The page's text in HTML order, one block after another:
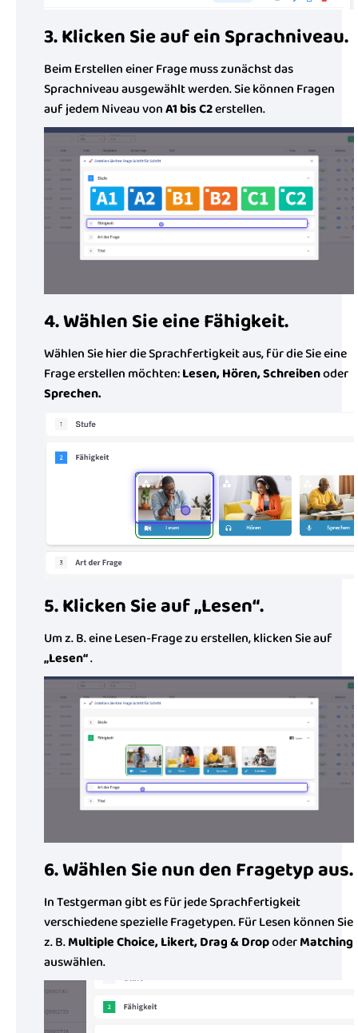
3. Klicken Sie auf ein Sprachniveau.
Beim Erstellen einer Frage muss zunächst das
Sprachniveau ausgewählt werden. Sie können Fragen
auf jedem Niveau vonA1 bis C2erstellen.
4. Wählen Sie eine Fähigkeit.
Wählen Sie hier die Sprachfertigkeit aus, für die Sie eine
Frage erstellen möchten:Lesen, Hören, Schreibenoder
Sprechen.
5. Klicken Sie auf „Lesen“.
Um z. B. eine Lesen-Frage zu erstellen, klicken Sie auf
„Lesen“.
6. Wählen Sie nun den Fragetyp aus.
In Testgerman gibt es für jede Sprachfertigkeit
verschiedene spezielle Fragetypen. Für Lesen können Sie
z. B.Multiple Choice, Likert, Drag & DropoderMatching
auswählen.